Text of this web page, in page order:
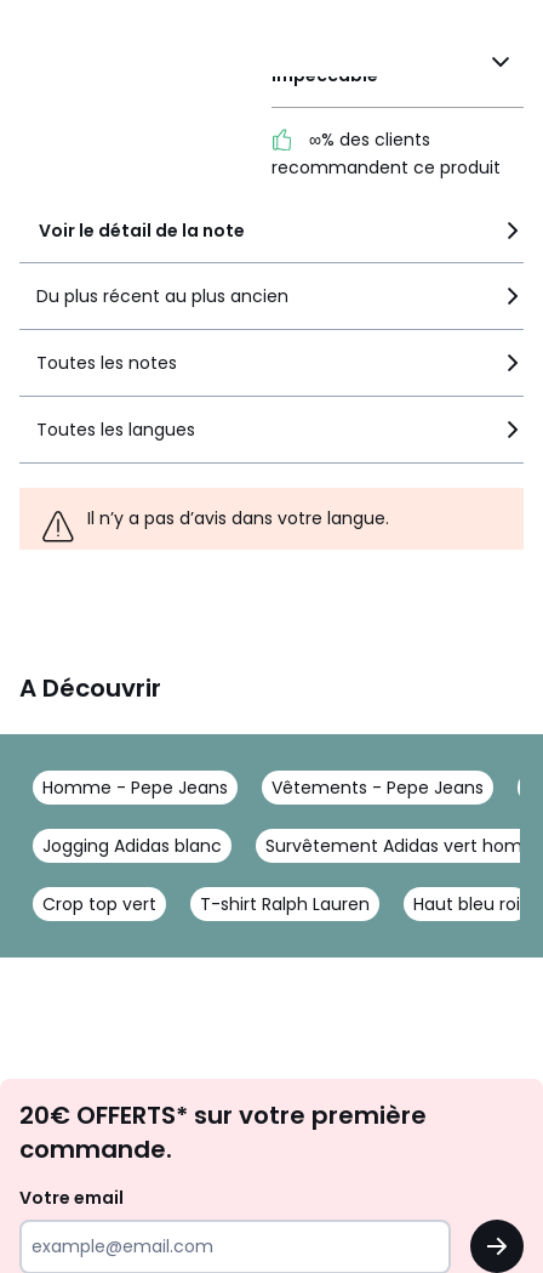
Impeccable
∞% des clients
recommandent ce produit
Voir le détail de la note
Du plus récent au plus ancien
Toutes les notes
Toutes les langues
Il n’y a pas d’avis dans votre langue.
A Découvrir
Homme - Pepe Jeans Vêtements - Pepe Jeans
Jogging Adidas blanc Survêtement Adidas vert
Crop top vert T-shirt Ralph Lauren Haut bleu roi
d'inspirations
surprises?
20€ OFFERTS* sur votre première
commande.
Votre email
OK